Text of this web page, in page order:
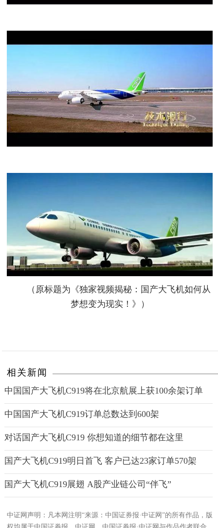
（原标题为《独家视频揭秘：国产大飞机如何从
梦想变为现实！》）
相关新闻
中国国产大飞机C919将在北京航展上获100余架订单
中国国产大飞机C919订单总数达到600架
对话国产大飞机C919 你想知道的细节都在这里
国产大飞机C919明日首飞 客户已达23家订单570架
国产大飞机C919展翅 A股产业链公司“伴飞”
中证网声明：凡本网注明“来源：中国证券报·中证网”的所有作品，版